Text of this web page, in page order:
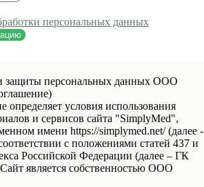
персональных данных
защиты персональных данных ООО
определяет условия использования
и сервисов сайта "SimplyMed",
имени https://simplymed.net/ (далее -
с положениями статей 437 и
Российской Федерации (далее – ГК
является собственностью ООО